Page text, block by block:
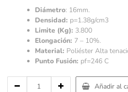
Diámetro: 16mm.
Densidad: p=1.38g/cm3
Limite (Kg): 3.800
Elongación: 7 – 10%.
Material: Poliéster Alta
Punto Fusión: pf=246 C
Añadir al